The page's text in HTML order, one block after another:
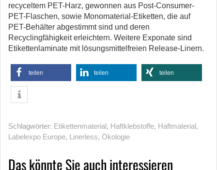
recyceltem PET-Harz, gewonnen aus Post-Consumer-
PET-Flaschen, sowie Monomaterial-Etiketten, die auf
PET-Behälter abgestimmt sind und deren
Recyclingfähigkeit erleichtern. Weitere Exponate sind
Etikettenlaminate mit lösungsmittelfreien Release-Linern.
teilen teilen teilen
Schlagwörter: Etikettenmaterial, Haftklebstoffe, Haftmaterial,
Labelexpo Europe, Linerless, Ökologie
Das könnte Sie auch interessieren